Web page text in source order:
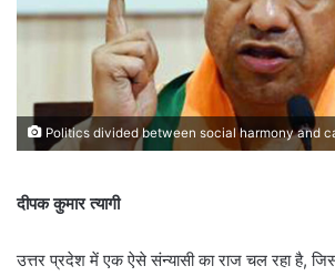
Politics divided between social harmony and
दीपक कुमार त्यागी
उत्तर प्रदेश में एक ऐसे संन्यासी का राज चल रहा है,